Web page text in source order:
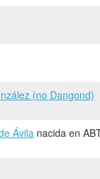
(no Dangond)
Ávila nacida en